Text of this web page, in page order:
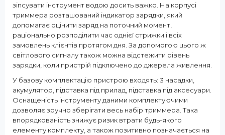
зіпсувати інструмент водою досить важко. На корпусі
триммера розташований індикатор зарядки, який
допомагає оцінити заряд на поточний момент,
раціонально розподілити час однієї стрижки і всіх
замовлень клієнтів протягом дня. За допомогою цього ж
світлового сигналу також можна відстежити рівень
зарядки, коли пристрій підключено до джерела живлення.
У базову комплектацію пристрою входять: 3 насадки,
акумулятор, підставка під прилад, підставка під аксесуари.
Оснащеність інструменту даними комплектуючими
дозволяє зручно зберігати весь набір триммера. Така
впорядкованість знижує ризик втрати будь-якого
елементу комплекту, а також позитивно позначається на